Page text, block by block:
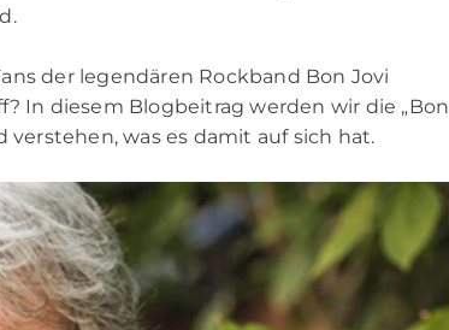
der legendären Rockband Bon Jovi
In diesem Blogbeitrag werden wir die „Bon
was es damit auf sich hat.